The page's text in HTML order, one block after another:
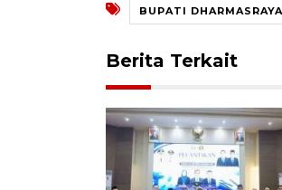
BUPATI DHARMASRAYA
Berita Terkait